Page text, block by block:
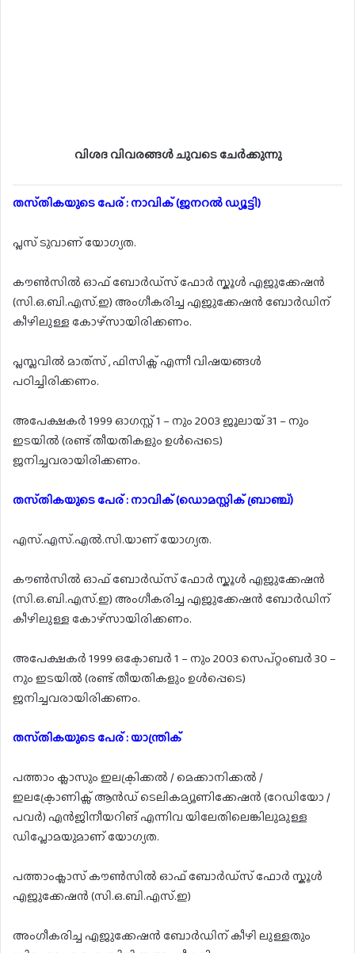
വിശദ വിവരങ്ങൾ ചുവടെ ചേർക്കുന്നു
തസ്‌തികയുടെ പേര് : നാവിക് (ജനറൽ ഡ്യൂട്ടി)
പ്ലസ് ടുവാണ് യോഗ്യത.
കൗൺസിൽ ഓഫ് ബോർഡ്സ് ഫോർ സ്കൂൾ എജുക്കേഷൻ
(സി.ഒ.ബി.എസ്.ഇ) അംഗീകരിച്ച എജുക്കേഷൻ ബോർഡിന്
കീഴിലുള്ള കോഴ്സായിരിക്കണം.
പ്ലസ്ലവിൽ മാത്‍സ് , ഫിസിക്സ് എന്നീ വിഷയങ്ങൾ
പഠിച്ചിരിക്കണം.
അപേക്ഷകർ 1999 ഓഗസ്റ്റ് 1 – നും 2003 ജൂലായ് 31 – നും
ഇടയിൽ (രണ്ട് തീയതികളും ഉൾപ്പെടെ)
ജനിച്ചവരായിരിക്കണം.
തസ്‌തികയുടെ പേര് : നാവിക് (ഡൊമസ്റ്റിക് ബ്രാഞ്ച്)
എസ്.എസ്.എൽ.സി.യാണ് യോഗ്യത.
കൗൺസിൽ ഓഫ് ബോർഡ്സ് ഫോർ സ്കൂൾ എജുക്കേഷൻ
(സി.ഒ.ബി.എസ്.ഇ) അംഗീകരിച്ച എജുക്കേഷൻ ബോർഡിന്
കീഴിലുള്ള കോഴ്സായിരിക്കണം.
അപേക്ഷകർ 1999 ഒക്ടോബർ 1 – നും 2003 സെപ്റ്റംബർ 30 –
നും ഇടയിൽ (രണ്ട് തീയതികളും ഉൾപ്പെടെ)
ജനിച്ചവരായിരിക്കണം.
തസ്‌തികയുടെ പേര് : യാന്ത്രിക്
പത്താം ക്ലാസും ഇലക്ട്രിക്കൽ / മെക്കാനിക്കൽ /
ഇലക്ട്രോണിക്സ് ആൻഡ് ടെലികമ്യൂണിക്കേഷൻ (റേഡിയോ /
പവർ) എൻജിനീയറിങ് എന്നിവ യിലേതിലെങ്കിലുമുള്ള
ഡിപ്ലോമയുമാണ് യോഗ്യത.
പത്താംക്ലാസ് കൗൺസിൽ ഓഫ് ബോർഡ്സ് ഫോർ സ്കൂൾ
എജുക്കേഷൻ (സി.ഒ.ബി.എസ്.ഇ)
അംഗീകരിച്ച എജുക്കേഷൻ ബോർഡിന് കീഴി ലുള്ളതും